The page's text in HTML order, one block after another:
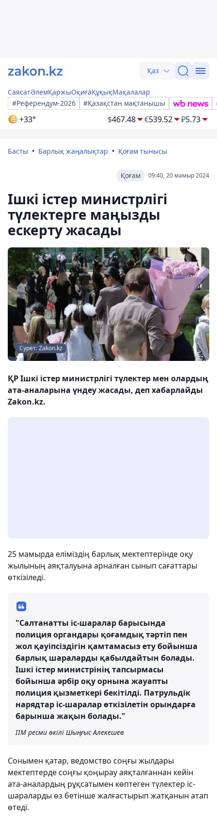
Қаз
СаясатӘлемҚаржыОқиғаҚұқықМақалалар
#Референдум-2026
#Қазақстан мақтанышы
+33° $467.48 €539.52 ₽5.73
Басты Барлық жаңалықтар Қоғам тынысы
09:40, 20 мамыр 2024
Қоғам
Ішкі істер министрлігі
түлектерге маңызды
ескерту жасады
Сурет: Zakon.kz
ҚР Ішкі істер министрлігі түлектер мен олардың
ата-аналарына үндеу жасады, деп хабарлайды
Zakon.kz.
25 мамырда еліміздің барлық мектептерінде оқу
жылының аяқталуына арналған сынып сағаттары
өткізіледі.
"Салтанатты іс-шаралар барысында
полиция органдары қоғамдық тәртіп пен
жол қауіпсіздігін қамтамасыз ету бойынша
барлық шараларды қабылдайтын болады.
Ішкі істер министрінің тапсырмасы
бойынша әрбір оқу орнына жауапты
полиция қызметкері бекітілді. Патрульдік
нарядтар іс-шаралар өткізілетін орындарға
барынша жақын болады."
ІІМ ресми өкілі Шыңғыс Алекешев
Сонымен қатар, ведомство соңғы жылдары
мектептерде соңғы қоңырау аяқталғаннан кейін
ата-аналардың рұқсатымен көптеген түлектер іс-
шараларды өз бетінше жалғастырып жатқанын атап
өтеді.